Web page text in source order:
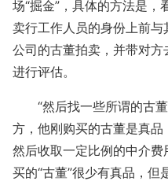
场“掘金”，具体的方法是，
卖行工作人员的身份上前
公司的古董拍卖，并带对
进行评估。
“然后找一些所谓的古
方，他刚购买的古董是真品
然后收取一定比例的中介费
买的“古董”很少有真品，